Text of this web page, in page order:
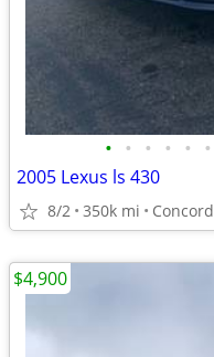
• • • • • •
2005 Lexus ls 430
8/2 350k mi Concord
$4,900